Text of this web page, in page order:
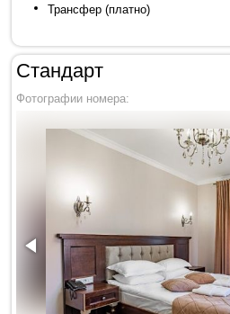
Трансфер (платно)
Стандарт
Фотографии номера: